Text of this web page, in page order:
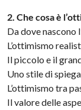
2. Che cosa è
Da dove nascono
L’ottimismo
Il piccolo e il
Uno stile di
L’ottimismo tra
Il valore delle